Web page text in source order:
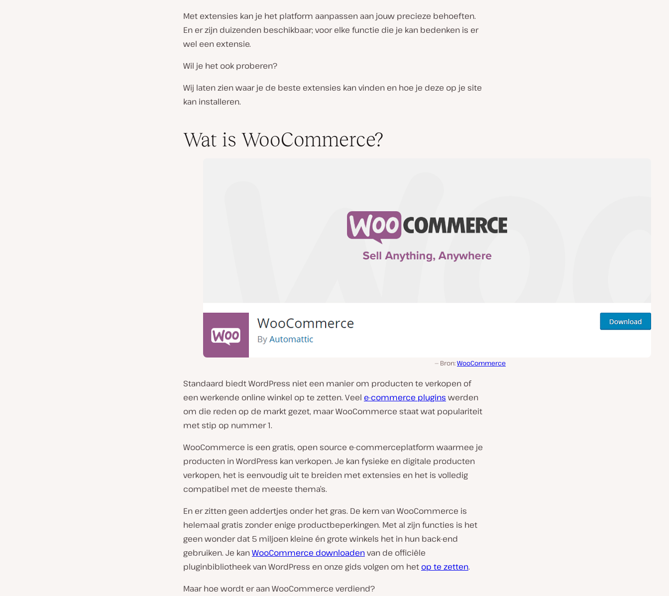
Met extensies kan je het platform aanpassen aan jouw precieze behoeften.
En er zijn duizenden beschikbaar; voor elke functie die je kan bedenken is er
wel een extensie.
Wil je het ook proberen?
Wij laten zien waar je de beste extensies kan vinden en hoe je deze op je site
kan installeren.
Wat is WooCommerce?
Bron:WooCommerce
Standaard biedt WordPress niet een manier om producten te verkopen of
een werkende online winkel op te zetten. Veel e-commerce plugins werden
om die reden op de markt gezet, maar WooCommerce staat wat populariteit
met stip op nummer 1.
WooCommerce is een gratis, open source e-commerceplatform waarmee je
producten in WordPress kan verkopen. Je kan fysieke en digitale producten
verkopen, het is eenvoudig uit te breiden met extensies en het is volledig
compatibel met de meeste thema’s.
En er zitten geen addertjes onder het gras. De kern van WooCommerce is
helemaal gratis zonder enige productbeperkingen. Met al zijn functies is het
geen wonder dat 5 miljoen kleine én grote winkels het in hun back-end
gebruiken. Je kanWooCommerce downloadenvan de officiële
pluginbibliotheek van WordPress en onze gids volgen om het op te zetten.
Maar hoe wordt er aan WooCommerce verdiend?